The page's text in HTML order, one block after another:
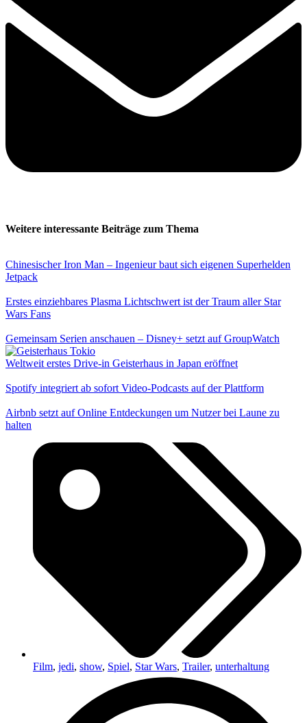
Weitere interessante Beiträge zum Thema
Chinesischer Iron Man – Ingenieur baut sich eigenen Superhelden
Jetpack
Erstes einziehbares Plasma Lichtschwert ist der Traum aller Star
Wars Fans
Gemeinsam Serien anschauen – Disney+ setzt auf GroupWatch
Weltweit erstes Drive-in Geisterhaus in Japan eröffnet
Spotify integriert ab sofort Video-Podcasts auf der Plattform
Airbnb setzt auf Online Entdeckungen um Nutzer bei Laune zu
halten
Film, jedi, show, Spiel, Star Wars, Trailer, unterhaltung